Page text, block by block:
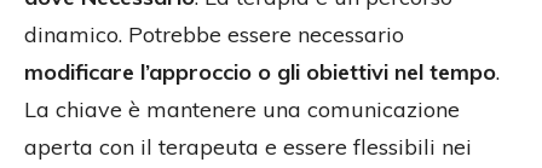
dinamico. Potrebbe essere necessario
modificare l’approccio o gli obiettivi nel tempo.
La chiave è mantenere una comunicazione
aperta con il terapeuta e essere flessibili nei